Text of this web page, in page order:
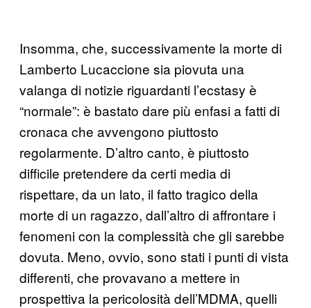
Insomma, che, successivamente la morte di
Lamberto Lucaccione sia piovuta una
valanga di notizie riguardanti l’ecstasy è
“normale”: è bastato dare più enfasi a fatti di
cronaca che avvengono piuttosto
regolarmente. D’altro canto, è piuttosto
difficile pretendere da certi media di
rispettare, da un lato, il fatto tragico della
morte di un ragazzo, dall’altro di affrontare i
fenomeni con la complessità che gli sarebbe
dovuta. Meno, ovvio, sono stati i punti di vista
differenti, che provavano a mettere in
prospettiva la pericolosità dell’MDMA, quelli